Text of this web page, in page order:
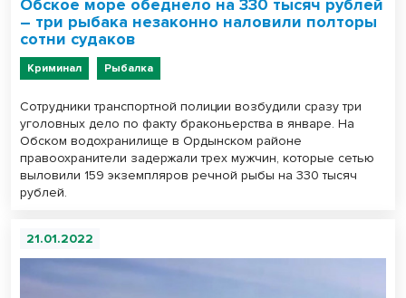
Обское море обеднело на 330 тысяч рублей
– три рыбака незаконно наловили полторы
сотни судаков
Криминал Рыбалка
Сотрудники транспортной полиции возбудили сразу три
уголовных дело по факту браконьерства в январе. На
Обском водохранилище в Ордынском районе
правоохранители задержали трех мужчин, которые сетью
выловили 159 экземпляров речной рыбы на 330 тысяч
рублей.
21.01.2022